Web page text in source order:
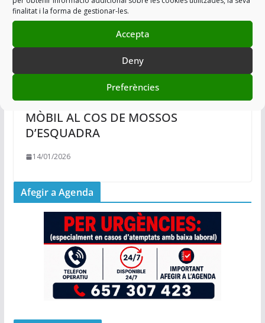
finalitat i la forma de gestionar-les.
Accepta
Deny
Preferències
EL LAMENTABLE ESTAT DEL PARC
MÒBIL AL COS DE MOSSOS
D’ESQUADRA
14/01/2026
Afegir a Agenda